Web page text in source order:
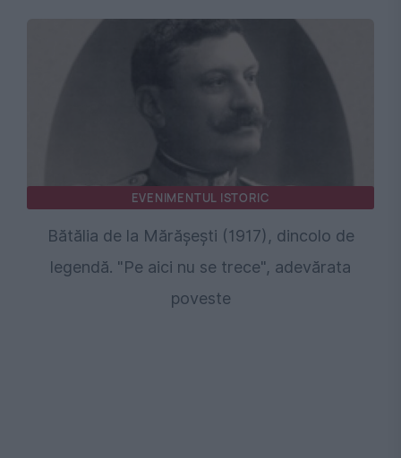
EVENIMENTUL ISTORIC
Bătălia de la Mărășești (1917), dincolo de
legendă. "Pe aici nu se trece", adevărata
poveste